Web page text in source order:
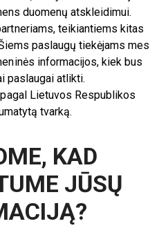
duomenų atskleidimui.
teikiantiems kitas
paslaugų tiekėjams mes
informacijos, kiek bus
paslaugai atlikti.
Lietuvos Respublikos
tvarką.
KAD
JŪSŲ